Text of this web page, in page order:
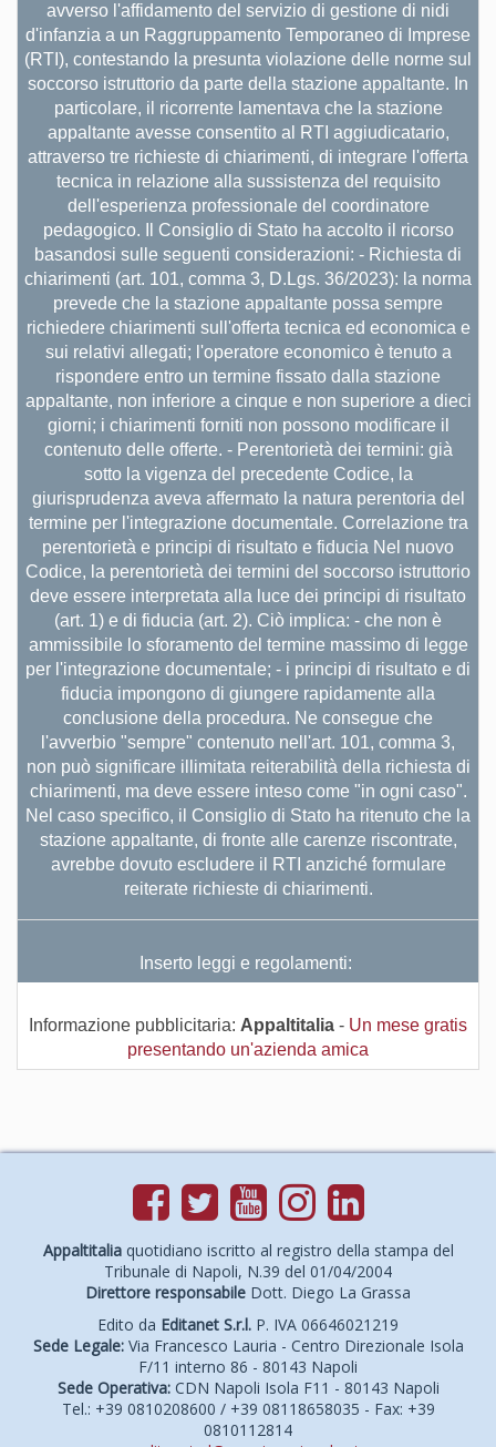
avverso l'affidamento del servizio di gestione di nidi
d'infanzia a un Raggruppamento Temporaneo di Imprese
(RTI), contestando la presunta violazione delle norme sul
soccorso istruttorio da parte della stazione appaltante. In
particolare, il ricorrente lamentava che la stazione
appaltante avesse consentito al RTI aggiudicatario,
attraverso tre richieste di chiarimenti, di integrare l'offerta
tecnica in relazione alla sussistenza del requisito
dell'esperienza professionale del coordinatore
pedagogico. Il Consiglio di Stato ha accolto il ricorso
basandosi sulle seguenti considerazioni: - Richiesta di
chiarimenti (art. 101, comma 3, D.Lgs. 36/2023): la norma
prevede che la stazione appaltante possa sempre
richiedere chiarimenti sull'offerta tecnica ed economica e
sui relativi allegati; l'operatore economico è tenuto a
rispondere entro un termine fissato dalla stazione
appaltante, non inferiore a cinque e non superiore a dieci
giorni; i chiarimenti forniti non possono modificare il
contenuto delle offerte. - Perentorietà dei termini: già
sotto la vigenza del precedente Codice, la
giurisprudenza aveva affermato la natura perentoria del
termine per l'integrazione documentale. Correlazione tra
perentorietà e principi di risultato e fiducia Nel nuovo
Codice, la perentorietà dei termini del soccorso istruttorio
deve essere interpretata alla luce dei principi di risultato
(art. 1) e di fiducia (art. 2). Ciò implica: - che non è
ammissibile lo sforamento del termine massimo di legge
per l'integrazione documentale; - i principi di risultato e di
fiducia impongono di giungere rapidamente alla
conclusione della procedura. Ne consegue che
l'avverbio "sempre" contenuto nell'art. 101, comma 3,
non può significare illimitata reiterabilità della richiesta di
chiarimenti, ma deve essere inteso come "in ogni caso".
Nel caso specifico, il Consiglio di Stato ha ritenuto che la
stazione appaltante, di fronte alle carenze riscontrate,
avrebbe dovuto escludere il RTI anziché formulare
reiterate richieste di chiarimenti.
Inserto leggi e regolamenti:
Informazione pubblicitaria: Appaltitalia - Un mese gratis
presentando un'azienda amica
Appaltitaliaquotidiano iscritto al registro della stampa del
Tribunale di Napoli, N.39 del 01/04/2004
Direttore responsabile Dott. Diego La Grassa
Edito da Editanet S.r.l. P. IVA 06646021219
Sede Legale:Via Francesco Lauria - Centro Direzionale Isola
F/11 interno 86 - 80143 Napoli
Sede Operativa:CDN Napoli Isola F11 - 80143 Napoli
Tel.: +39 0810208600 / +39 08118658035 - Fax: +39
0810112814